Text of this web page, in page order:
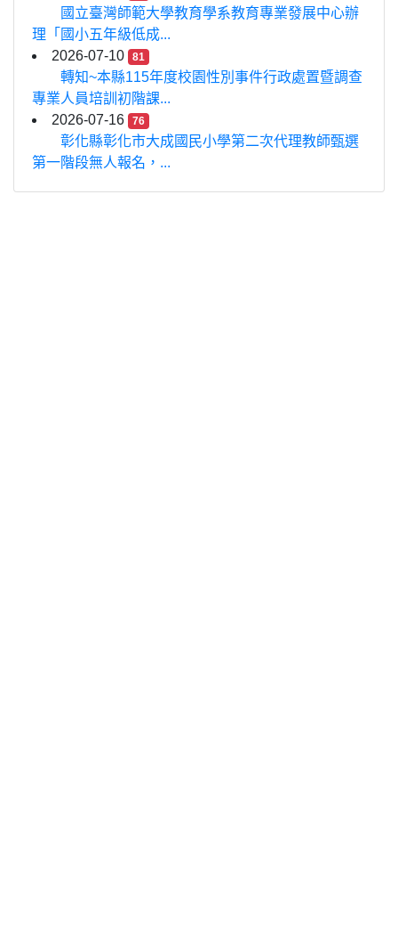
國立臺灣師範大學教育學系教育專業發展中心辦
理「國小五年級低成...
2026-07-10
81
轉知~本縣115年度校園性別事件行政處置暨調查
專業人員培訓初階課...
2026-07-16
76
彰化縣彰化市大成國民小學第二次代理教師甄選
第一階段無人報名，...